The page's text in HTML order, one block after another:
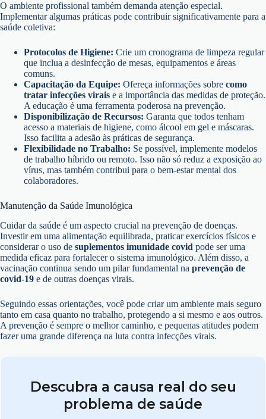
O ambiente profissional também demanda atenção especial.
Implementar algumas práticas pode contribuir significativamente para a
saúde coletiva:
Protocolos de Higiene: Crie um cronograma de limpeza regular
que inclua a desinfecção de mesas, equipamentos e áreas
comuns.
Capacitação da Equipe: Ofereça informações sobre como
tratar infecções virais e a importância das medidas de proteção.
A educação é uma ferramenta poderosa na prevenção.
Disponibilização de Recursos: Garanta que todos tenham
acesso a materiais de higiene, como álcool em gel e máscaras.
Isso facilita a adesão às práticas de segurança.
Flexibilidade no Trabalho: Se possível, implemente modelos
de trabalho híbrido ou remoto. Isso não só reduz a exposição ao
vírus, mas também contribui para o bem-estar mental dos
colaboradores.
Manutenção da Saúde Imunológica
Cuidar da saúde é um aspecto crucial na prevenção de doenças.
Investir em uma alimentação equilibrada, praticar exercícios físicos e
considerar o uso de suplementos imunidade covid pode ser uma
medida eficaz para fortalecer o sistema imunológico. Além disso, a
vacinação continua sendo um pilar fundamental na prevenção de
covid-19 e de outras doenças virais.
Seguindo essas orientações, você pode criar um ambiente mais seguro
tanto em casa quanto no trabalho, protegendo a si mesmo e aos outros.
A prevenção é sempre o melhor caminho, e pequenas atitudes podem
fazer uma grande diferença na luta contra infecções virais.
Descubra a causa real do seu
problema de saúde